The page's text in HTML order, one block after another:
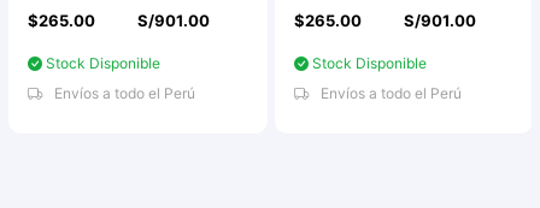
$265.00 S/901.00
Stock Disponible
Envíos a todo el Perú
$265.00 S/901.00
Stock Disponible
Envíos a todo el Perú